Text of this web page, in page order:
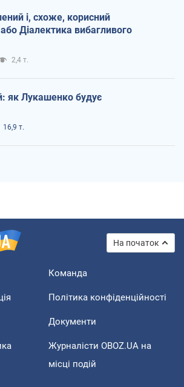
і, схоже, корисний
Діалектика вибагливого
2,4 т.
як Лукашенко будує
16,9 т.
На початок
Команда
Політика конфіденційності
Документи
Журналісти OBOZ.UA на
місці подій